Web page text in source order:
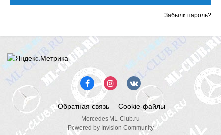
Забыли пароль?
Обратная связь Cookie-файлы
Mercedes ML-Club.ru
Powered by Invision Community